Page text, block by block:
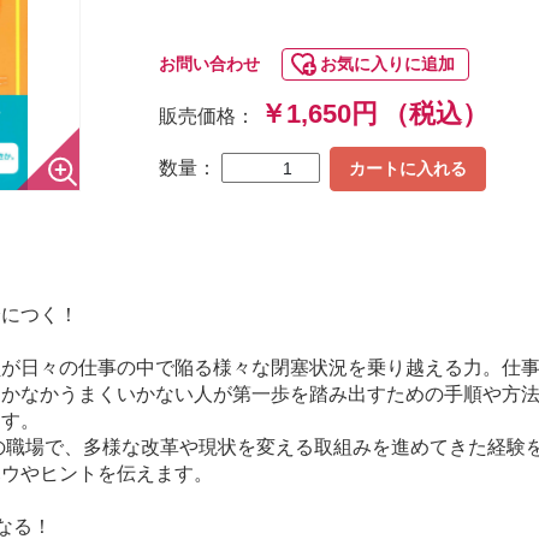
お問い合わせ お気に入りに追加
販売価格： ￥1,650円 （税込）
数量： カートに入れる
つく！
日々の仕事の中で陥る様々な閉塞状況を乗り越える力。仕事
なかうまくいかない人が第一歩を踏み出すための手順や方法
。
場で、多様な改革や現状を変える取組みを進めてきた経験
やヒントを伝えます。
る！